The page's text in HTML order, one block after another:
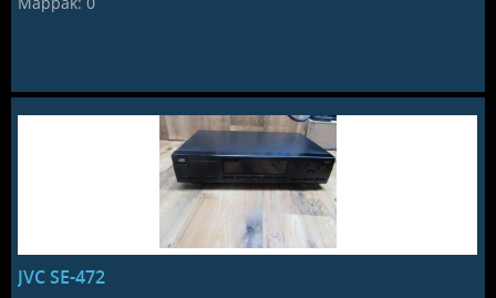
JVC SE-472